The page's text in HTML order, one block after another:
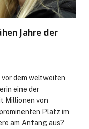
Jahre der
vor dem weltweiten
eine der
Millionen von
Platz im
am Anfang aus?